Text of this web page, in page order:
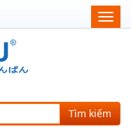
Tìm kiếm